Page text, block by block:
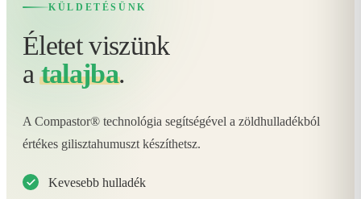
KÜLDETÉSÜNK
Életet viszünk
atalajba.
A Compastor® technológia segítségével a zöldhulladékból
értékes gilisztahumuszt készíthetsz.
Kevesebb hulladék